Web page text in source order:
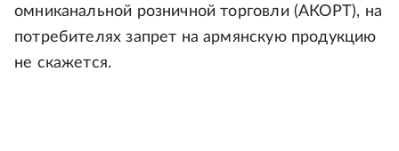
омниканальной розничной торговли (АКОРТ), на
потребителях запрет на армянскую продукцию
не скажется.